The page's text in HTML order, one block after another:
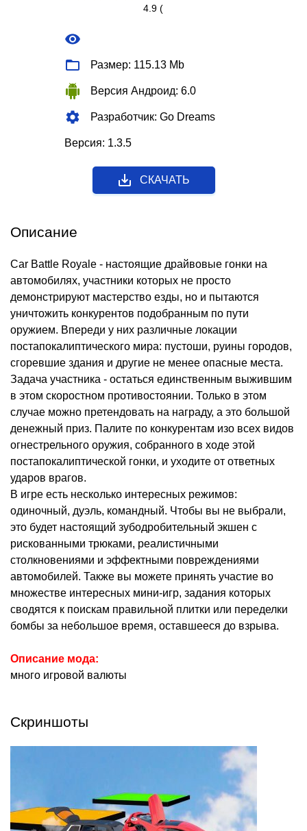
4.9 (
Размер: 115.13 Mb
Версия Андроид: 6.0
Разработчик: Go Dreams
Версия: 1.3.5
СКАЧАТЬ
Описание
Car Battle Royale - настоящие драйвовые гонки на
автомобилях, участники которых не просто
демонстрируют мастерство езды, но и пытаются
уничтожить конкурентов подобранным по пути
оружием. Впереди у них различные локации
постапокалиптического мира: пустоши, руины городов,
сгоревшие здания и другие не менее опасные места.
Задача участника - остаться единственным выжившим
в этом скоростном противостоянии. Только в этом
случае можно претендовать на награду, а это большой
денежный приз. Палите по конкурентам изо всех видов
огнестрельного оружия, собранного в ходе этой
постапокалиптической гонки, и уходите от ответных
ударов врагов.
В игре есть несколько интересных режимов:
одиночный, дуэль, командный. Чтобы вы не выбрали,
это будет настоящий зубодробительный экшен с
рискованными трюками, реалистичными
столкновениями и эффектными повреждениями
автомобилей. Также вы можете принять участие во
множестве интересных мини-игр, задания которых
сводятся к поискам правильной плитки или переделки
бомбы за небольшое время, оставшееся до взрыва.
Описание мода:
много игровой валюты
Скриншоты